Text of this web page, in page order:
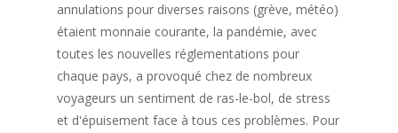
annulations pour diverses raisons (grève, météo)
étaient monnaie courante, la pandémie, avec
toutes les nouvelles réglementations pour
chaque pays, a provoqué chez de nombreux
voyageurs un sentiment de ras-le-bol, de stress
et d'épuisement face à tous ces problèmes. Pour